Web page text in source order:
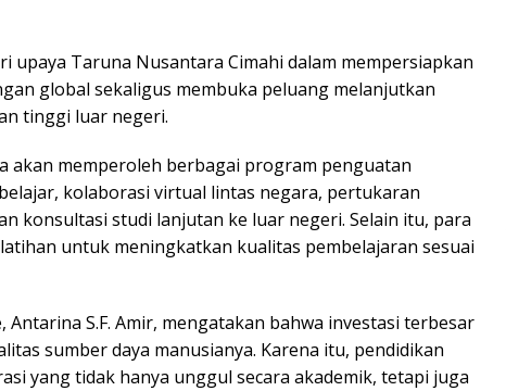
upaya Taruna Nusantara Cimahi dalam mempersiapkan
global sekaligus membuka peluang melanjutkan
tinggi luar negeri.
akan memperoleh berbagai program penguatan
kolaborasi virtual lintas negara, pertukaran
konsultasi studi lanjutan ke luar negeri. Selain itu, para
untuk meningkatkan kualitas pembelajaran sesuai
Antarina S.F. Amir, mengatakan bahwa investasi terbesar
sumber daya manusianya. Karena itu, pendidikan
yang tidak hanya unggul secara akademik, tetapi juga